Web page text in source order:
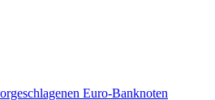
Euro-Banknoten